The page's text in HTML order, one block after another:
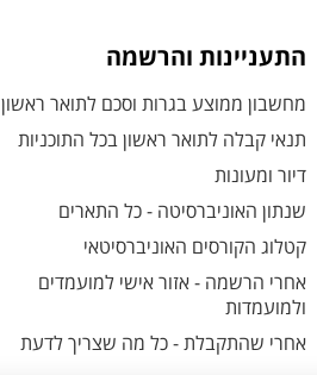
התעניינות והרשמה
מחשבון ממוצע בגרות וסכם לתואר ראשון
תנאי קבלה לתואר ראשון בכל התוכניות
דיור ומעונות
שנתון האוניברסיטה - כל התארים
קטלוג הקורסים האוניברסיטאי
אחרי הרשמה - אזור אישי למועמדים
ולמועמדות
אחרי שהתקבלת - כל מה שצריך לדעת